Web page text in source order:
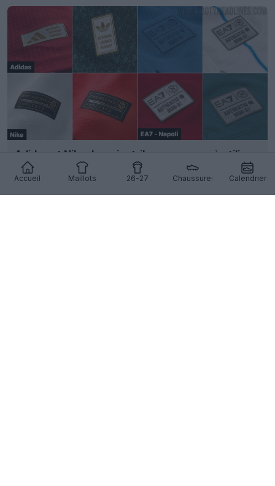
Accueil Maillots 26-27 Chaussures Calendrier
Adidas et Nike devraient-ils commencer à utiliser
des badges d'authenticité scannables ?
10 0 3.8K